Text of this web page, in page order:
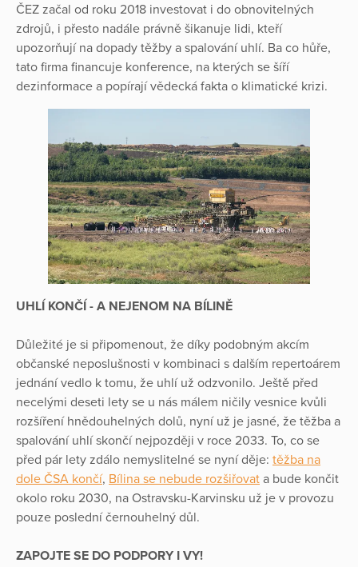
ČEZ začal od roku 2018 investovat i do obnovitelných
zdrojů, i přesto nadále právně šikanuje lidi, kteří
upozorňují na dopady těžby a spalování uhlí. Ba co hůře,
tato firma financuje konference, na kterých se šíří
dezinformace a popírají vědecká fakta o klimatické krizi.
UHLÍ KONČÍ - A NEJENOM NA BÍLINĚ
Důležité je si připomenout, že díky podobným akcím
občanské neposlušnosti v kombinaci s dalším repertoárem
jednání vedlo k tomu, že uhlí už odzvonilo. Ještě před
necelými deseti lety se u nás málem ničily vesnice kvůli
rozšíření hnědouhelných dolů, nyní už je jasné, že těžba a
spalování uhlí skončí nejpozději v roce 2033. To, co se
před pár lety zdálo nemyslitelné se nyní děje: těžba na
dole ČSA končí, Bílina se nebude rozšiřovat a bude končit
okolo roku 2030, na Ostravsku-Karvinsku už je v provozu
pouze poslední černouhelný důl.
ZAPOJTE SE DO PODPORY I VY!